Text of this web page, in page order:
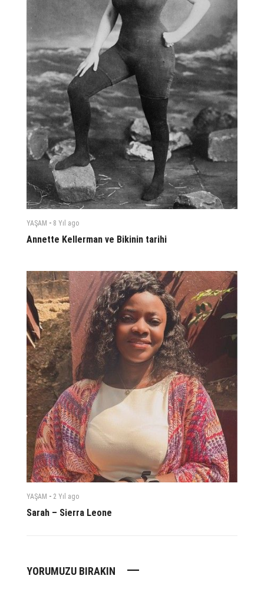
YAŞAM - 8 Yıl ago
Annette Kellerman ve Bikinin tarihi
YAŞAM - 2 Yıl ago
Sarah – Sierra Leone
YORUMUZU BIRAKIN